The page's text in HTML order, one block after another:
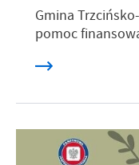
Gmina
pomoc